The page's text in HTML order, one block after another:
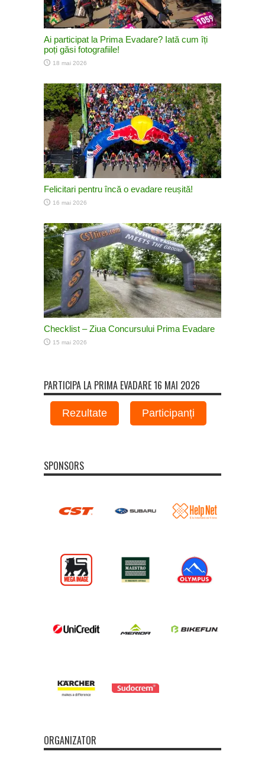
Ai participat la Prima Evadare? Iată cum îți
poți găsi fotografiile!
18 mai 2026
Felicitari pentru încă o evadare reușită!
16 mai 2026
Checklist – Ziua Concursului Prima Evadare
15 mai 2026
PARTICIPA LA PRIMA EVADARE 16 MAI 2026
Rezultate Participanți
SPONSORS
ORGANIZATOR